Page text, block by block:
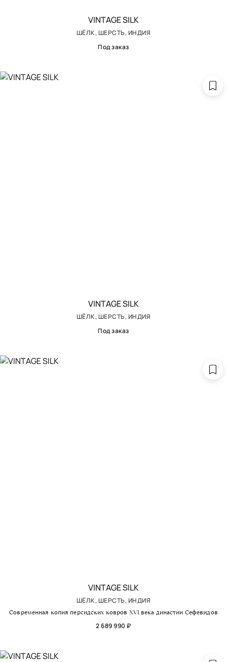
VINTAGE SILK
ШЁЛК, ШЕРСТЬ, ИНДИЯ
Под заказ
VINTAGE SILK
ШЁЛК, ШЕРСТЬ, ИНДИЯ
Под заказ
VINTAGE SILK
ШЁЛК, ШЕРСТЬ, ИНДИЯ
Современная копия персидских ковров XVI века династии Сефевидов
2 689 990 ₽